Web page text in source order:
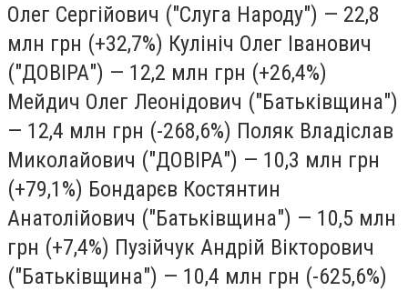
Олег Сергійович ("Слуга Народу") — 22,8
млн грн (+32,7%) Кулініч Олег Іванович
("ДОВІРА") — 12,2 млн грн (+26,4%)
Мейдич Олег Леонідович ("Батьківщина")
— 12,4 млн грн (-268,6%) Поляк Владіслав
Миколайович ("ДОВІРА") — 10,3 млн грн
(+79,1%) Бондарєв Костянтин
Анатолійович ("Батьківщина") — 10,5 млн
грн (+7,4%) Пузійчук Андрій Вікторович
("Батьківщина") — 10,4 млн грн (-625,6%)